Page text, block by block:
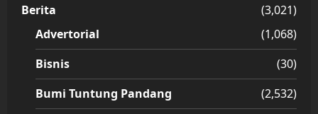
Berita
(3,021)
Advertorial
(1,068)
Bisnis
(30)
Bumi Tuntung Pandang
(2,532)